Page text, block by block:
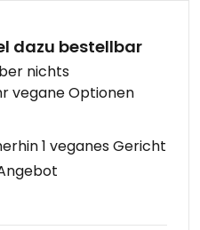
dazu bestellbar
nichts
vegane Optionen
1 veganes Gericht